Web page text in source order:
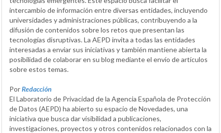
intercambio de información entre diversas entidades, incluyendo
universidades y administraciones públicas, contribuyendo a la
difusión de contenidos sobre los retos que presentan las
tecnologías disruptivas. La AEPD invita a todas las entidades
interesadas a enviar sus iniciativas y también mantiene abierta la
posibilidad de colaborar en su blog mediante el envío de artículos
sobre estos temas.
PorRedacción
El Laboratorio de Privacidad de la Agencia Española de Protección
de Datos (AEPD) ha abierto su espacio de Novedades, una
iniciativa que busca dar visibilidad a publicaciones,
investigaciones, proyectos y otros contenidos relacionados con la